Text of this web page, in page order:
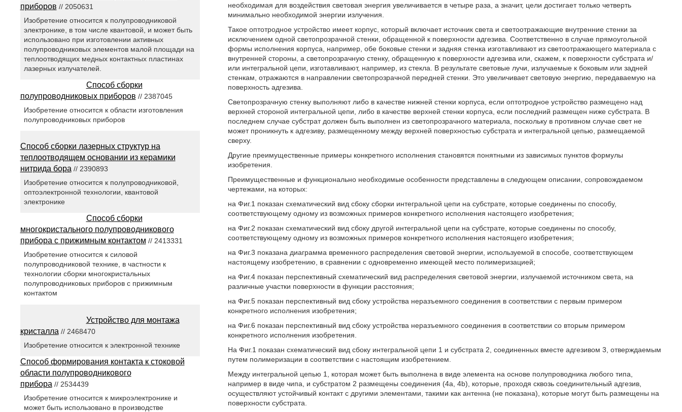
необходимая для воздействия световая энергия увеличивается в четыре раза, а значит, цели достигает только четверть
минимально необходимой энергии излучения.
Такое оптотродное устройство имеет корпус, который включает источник света и светоотражающие внутренние стенки за
исключением одной светопрозрачной стенки, обращенной к поверхности адгезива. Соответственно в случае прямоугольной
формы исполнения корпуса, например, обе боковые стенки и задняя стенка изготавливают из светоотражающего материала с
внутренней стороны, а светопрозрачную стенку, обращенную к поверхности адгезива или, скажем, к поверхности субстрата и/
или интегральной цепи, изготавливают, например, из стекла. В результате световые лучи, излучаемые к боковым или задней
стенкам, отражаются в направлении светопрозрачной передней стенки. Это увеличивает световую энергию, передаваемую на
поверхность адгезива.
Светопрозрачную стенку выполняют либо в качестве нижней стенки корпуса, если оптотродное устройство размещено над
верхней стороной интегральной цепи, либо в качестве верхней стенки корпуса, если последний размещен ниже субстрата. В
последнем случае субстрат должен быть выполнен из светопрозрачного материала, поскольку в противном случае свет не
может проникнуть к адгезиву, размещенному между верхней поверхностью субстрата и интегральной цепью, размещаемой
сверху.
Другие преимущественные примеры конкретного исполнения становятся понятными из зависимых пунктов формулы
изобретения.
Преимущественные и функционально необходимые особенности представлены в следующем описании, сопровождаемом
чертежами, на которых:
на Фиг.1 показан схематический вид сбоку сборки интегральной цепи на субстрате, которые соединены по способу,
соответствующему одному из возможных примеров конкретного исполнения настоящего изобретения;
на Фиг.2 показан схематический вид сбоку другой интегральной цепи на субстрате, которые соединены по способу,
соответствующему одному из возможных примеров конкретного исполнения настоящего изобретения;
на Фиг.3 показана диаграмма временного распределения световой энергии, используемой в способе, соответствующем
настоящему изобретению, в сравнении с одновременно имеющей место полимеризацией;
на Фиг.4 показан перспективный схематический вид распределения световой энергии, излучаемой источником света, на
различные участки поверхности в функции расстояния;
на Фиг.5 показан перспективный вид сбоку устройства неразъемного соединения в соответствии с первым примером
конкретного исполнения изобретения;
на Фиг.6 показан перспективный вид сбоку устройства неразъемного соединения в соответствии со вторым примером
конкретного исполнения изобретения.
На Фиг.1 показан схематический вид сбоку интегральной цепи 1 и субстрата 2, соединенных вместе адгезивом 3, отверждаемым
путем полимеризации в соответствии с настоящим изобретением.
Между интегральной цепью 1, которая может быть выполнена в виде элемента на основе полупроводника любого типа,
например в виде чипа, и субстратом 2 размещены соединения (4а, 4b), которые, проходя сквозь соединительный адгезив,
осуществляют устойчивый контакт с другими элементами, такими как антенна (не показана), которые могут быть размещены на
поверхности субстрата.
приборов // 2050631
Изобретение относится к полупроводниковой
электронике, в том числе квантовой, и может быть
использовано при изготовлении активных
полупроводниковых элементов малой площади на
теплоотводящих медных контактных пластинах
лазерных излучателей.
Способ сборки
полупроводниковых приборов // 2387045
Изобретение относится к области изготовления
полупроводниковых приборов
Способ сборки лазерных структур на
теплоотводящем основании из керамики
нитрида бора// 2390893
Изобретение относится к полупроводниковой,
оптоэлектронной технологии, квантовой
электронике
Способ сборки
многокристального полупроводникового
прибора с прижимным контактом // 2413331
Изобретение относится к силовой
полупроводниковой технике, в частности к
технологии сборки многокристальных
полупроводниковых приборов с прижимным
контактом
Устройство для монтажа
кристалла // 2468470
Изобретение относится к электронной технике
Способ формирования контакта к стоковой
области полупроводникового
прибора // 2534439
Изобретение относится к микроэлектронике и
может быть использовано в производстве